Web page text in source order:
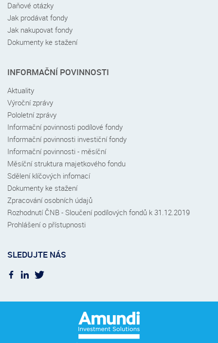
Daňové otázky
Jak prodávat fondy
Jak nakupovat fondy
Dokumenty ke stažení
INFORMAČNÍ POVINNOSTI
Aktuality
Výroční zprávy
Pololetní zprávy
Informační povinnosti podílové fondy
Informační povinnosti investiční fondy
Informační povinnosti - měsíční
Měsíční struktura majetkového fondu
Sdělení klíčových infomací
Dokumenty ke stažení
Zpracování osobních údajů
Rozhodnutí ČNB - Sloučení podílových fondů k 31.12.2019
Prohlášení o přístupnosti
SLEDUJTE NÁS